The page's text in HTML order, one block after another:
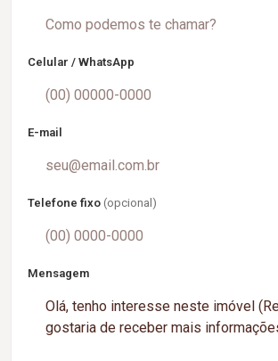
Celular / WhatsApp
E-mail
Telefone fixo (opcional)
Mensagem